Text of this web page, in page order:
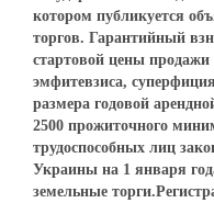
котором публикуется
торгов. Гарантийный
стартовой цены продажи
эмфитевзиса,
размера годовой
2500 прожиточного
трудоспособных лиц
Украины на 1 января
земельные